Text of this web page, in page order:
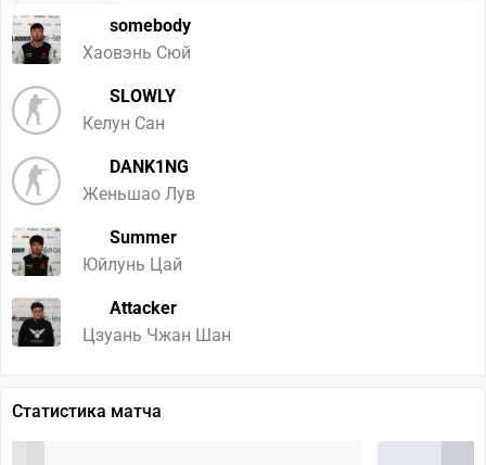
somebody
Хаовэнь Сюй
SLOWLY
Келун Сан
DANK1NG
Женьшао Лув
Summer
Юйлунь Цай
Attacker
Цзуань Чжан Шан
Статистика матча